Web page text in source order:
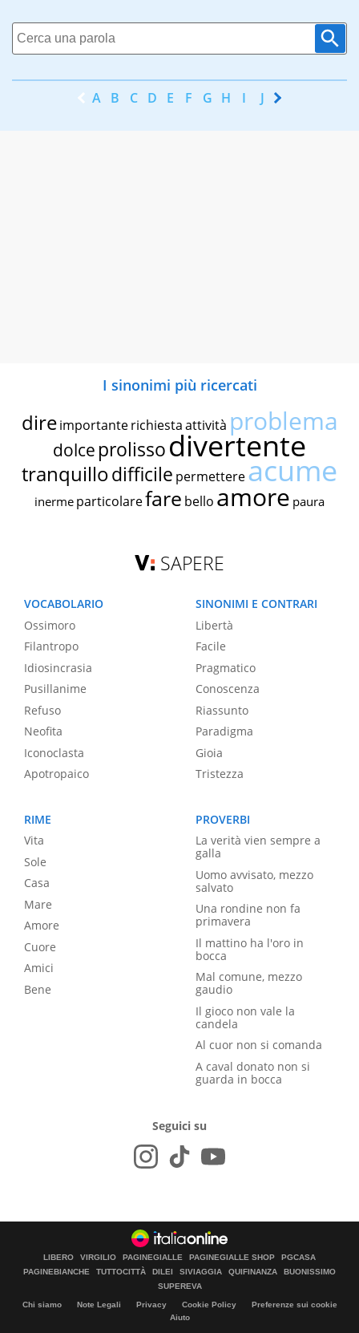
A B C D E F G H I J K
I sinonimi più ricercati
dire importante richiestaattività problema
dolce prolissodivertente
tranquillodifficile permettereacume
inerme particolarefare bello amore paura
SAPERE
VOCABOLARIO
Ossimoro
Filantropo
Idiosincrasia
Pusillanime
Refuso
Neofita
Iconoclasta
Apotropaico
SINONIMI E CONTRARI
Libertà
Facile
Pragmatico
Conoscenza
Riassunto
Paradigma
Gioia
Tristezza
RIME
Vita
Sole
Casa
Mare
Amore
Cuore
Amici
Bene
PROVERBI
La verità vien sempre a
galla
Uomo avvisato, mezzo
salvato
Una rondine non fa
primavera
Il mattino ha l'oro in
bocca
Mal comune, mezzo
gaudio
Il gioco non vale la
candela
Al cuor non si comanda
A caval donato non si
guarda in bocca
Seguici su
LIBERO VIRGILIO PAGINEGIALLE PAGINEGIALLE SHOP
PGCASA
PAGINEBIANCHE
TUTTOCITTÀ DILEI SIVIAGGIA QUIFINANZA
BUONISSIMO
SUPEREVA
Chi siamo Note Legali Privacy Cookie Policy
Preferenze sui cookie
Aiuto